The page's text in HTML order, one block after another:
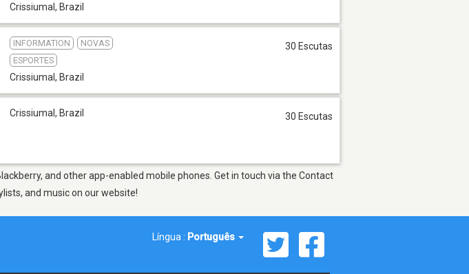
Crissiumal , Brazil
INFORMATION
NOVAS
ESPORTES
Crissiumal , Brazil
30 Escutas
Crissiumal , Brazil 30 Escutas
and other app-enabled mobile phones. Get in touch via the Contact
and music on our website!
Língua : Português